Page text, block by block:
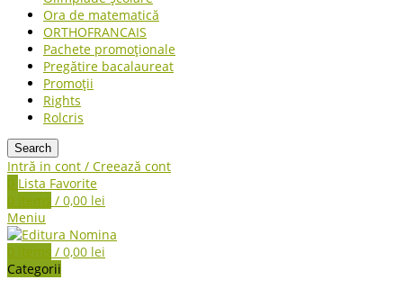
Ora de matematică
ORTHOFRANCAIS
Pachete promoționale
Pregătire bacalaureat
Promoții
Rights
Rolcris
Search
Intră in cont / Creează cont
0 Lista Favorite
0 items / 0,00 lei
Meniu
0 items / 0,00 lei
Categorii